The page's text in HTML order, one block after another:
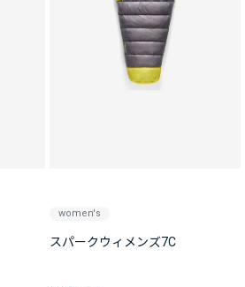
women's
スパークウィメンズ7C